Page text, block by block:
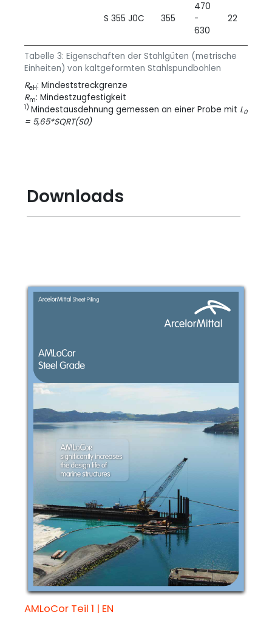
Tabelle 3: Eigenschaften der Stahlgüten (metrische
Einheiten) von kaltgeformten Stahlspundbohlen
S 355 J0C 355
470
-
630
22
ReH: Mindeststreckgrenze
Rm: Mindestzugfestigkeit
1) Mindestausdehnung gemessen an einer Probe mit L0
= 5,65*SQRT(S0)
Downloads
AMLoCor Teil 1 | EN